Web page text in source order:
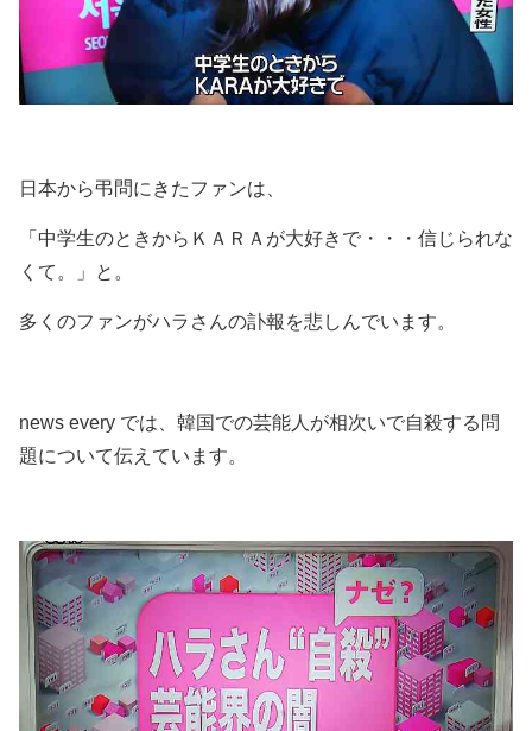
日本から弔問にきたファンは、
「中学生のときからＫＡＲＡが大好きで・・・信じられな
くて。」と。
多くのファンがハラさんの訃報を悲しんでいます。
news every では、韓国での芸能人が相次いで自殺する問
題について伝えています。